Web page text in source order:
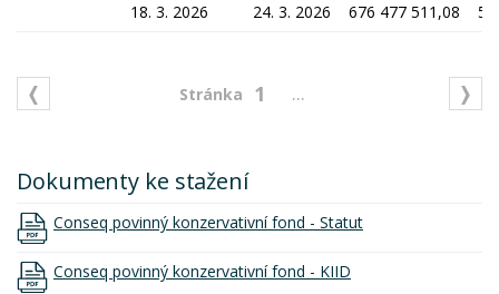
18. 3. 2026
24. 3. 2026 676 477 511,08
1 ...
Dokumenty ke stažení
Conseq povinný konzervativní fond - Statut
Conseq povinný konzervativní fond - KIID